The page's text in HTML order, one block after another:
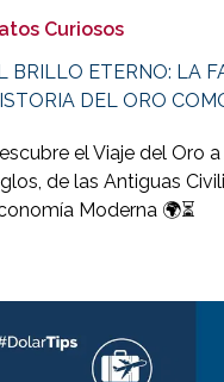
Curiosos
BRILLO ETERNO: LA
DEL ORO
el Viaje del Oro
de las Antiguas
Moderna 🌍⏳